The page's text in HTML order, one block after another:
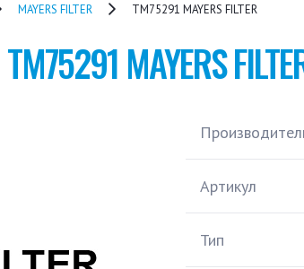
MAYERS FILTER TM75291 MAYERS FILTER
TM75291 MAYERS
Артикул
Тип